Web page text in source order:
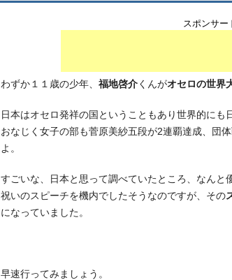
スポンサー
わずか１１歳の少年、 福地啓介くんがオセロの世界
日本はオセロ発祥の国ということもあり世界的にも
おなじく女子の部も菅原美紗五段が2連覇達成、団
よ。
すごいな、日本と思って調べていたところ、なん
祝いのスピーチを機内でしたそうなのですが、その
になっていました。
早速行ってみましょう。